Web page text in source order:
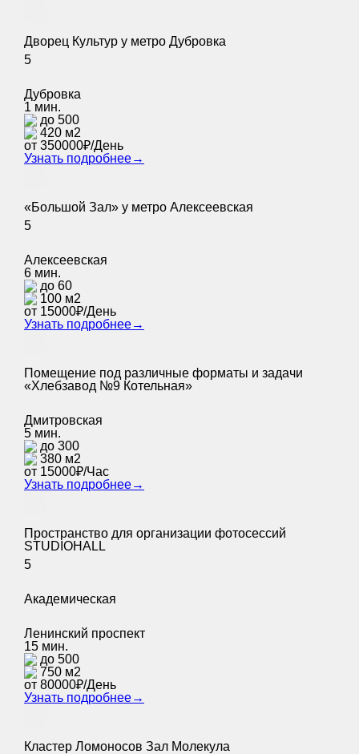
Дворец Культур у метро Дубровка
5
Дубровка
1 мин.
до 500
420 м2
от 350000₽/День
Узнать подробнее→
«Большой Зал» у метро Алексеевская
5
Алексеевская
6 мин.
до 60
100 м2
от 15000₽/День
Узнать подробнее→
Помещение под различные форматы и задачи
«Хлебзавод №9 Котельная»
Дмитровская
5 мин.
до 300
380 м2
от 15000₽/Час
Узнать подробнее→
Пространство для организации фотосессий
STUDIOHALL
5
Академическая
Ленинский проспект
15 мин.
до 500
750 м2
от 80000₽/День
Узнать подробнее→
Кластер Ломоносов Зал Молекула